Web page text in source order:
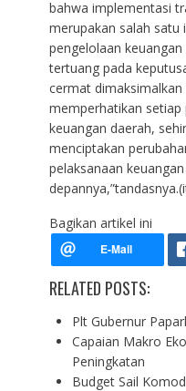
bahwa implementasi
merupakan salah satu
pengelolaan
tertuang pada
cermat
memperhatikan setiap
keuangan daerah,
menciptakan
pelaksanaan
Bagikan artikel ini
RELATED POSTS:
Plt Gubernur
Capaian Makro
Peningkatan
Budget Sail